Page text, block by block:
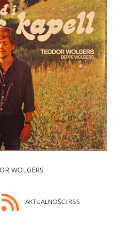
WOLGERS
AKTUALNOŚCI RSS